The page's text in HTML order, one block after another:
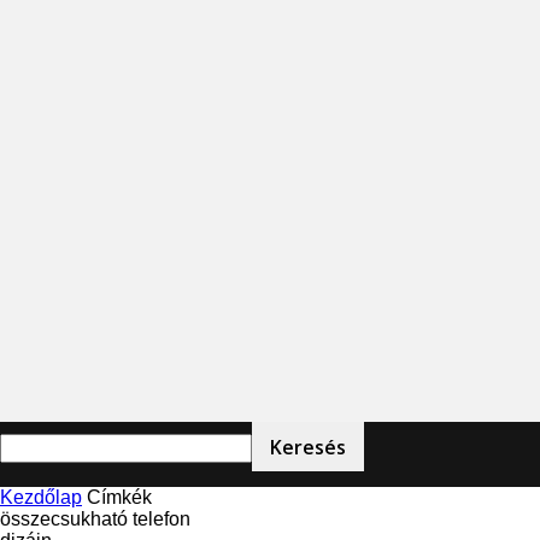
Kezdőlap Címkék
összecsukható telefon